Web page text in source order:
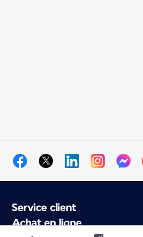
Service client
Achat en ligne